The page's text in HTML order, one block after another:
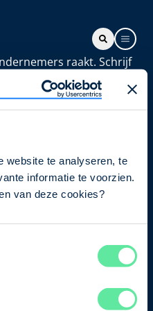
website te analyseren, te
informatie te voorzien.
van deze cookies?
raakt. Schrijf